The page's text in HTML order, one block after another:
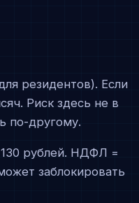
резидентов). Если
Риск здесь не в
по-другому.
рублей. НДФЛ =
заблокировать